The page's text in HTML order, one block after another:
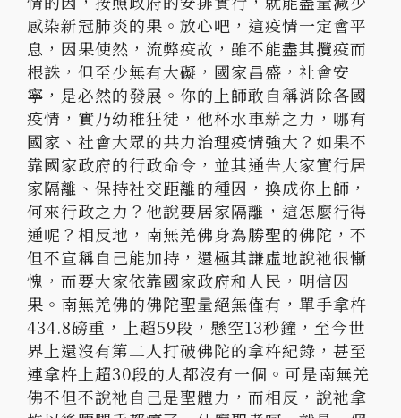
感染新冠肺炎的果。放心吧，這疫情一定會平
息，因果使然，流弊疫故，雖不能盡其攬疫而
根誅，但至少無有大礙，國家昌盛，社會安
寧，是必然的發展。你的上師敢自稱消除各國
疫情，實乃幼稚狂徒，他杯水車薪之力，哪有
國家、社會大眾的共力治理疫情強大？如果不
靠國家政府的行政命令，並其通告大家實行居
家隔離、保持社交距離的種因，換成你上師，
何來行政之力？他說要居家隔離，這怎麼行得
通呢？相反地，南無羌佛身為勝聖的佛陀，不
但不宣稱自己能加持，還極其謙虛地說祂很慚
愧，而要大家依靠國家政府和人民，明信因
果。南無羌佛的佛陀聖量絕無僅有，單手拿杵
434.8磅重，上超59段，懸空13秒鐘，至今世
界上還沒有第二人打破佛陀的拿杵紀錄，甚至
連拿杵上超30段的人都沒有一個。可是南無羌
佛不但不說祂自己是聖體力，而相反，說祂拿